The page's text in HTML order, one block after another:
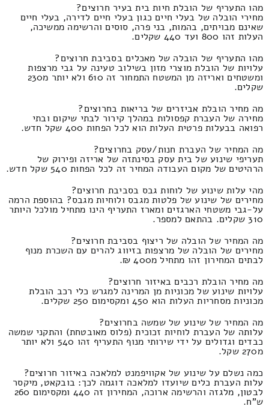
מהו התעריף של הובלת חיות בית בעיר חרוצים?
מחירי הובלה של בעלי חיים כגון בעלי חיים לדירה, בעלי חיים
שאינם מבויתים, בהמות, בני פרה, סוסים והרשימה ממשיכה,
העלות זהו 800 ועד 440 שקלים.
מהו התעריף של הובלה של מאכלים בסביבת חרוצים?
עלויות של הובלת מוצרי מזון בשילוב טעינה על גבי מרצפות
ומשטחים ואריזה מן המשטח התמחור זה 610 ולא יותר מ230
שקלים.
מה מחיר הובלת אביזרים של בריאות בחרוצים?
מחירה של העברת קפסולות במהלך קירור לבתי שיקום ובתי
רפואה בבעלות פרטית העלות הוא לכל הפחות 400 שקל חדש.
מה המחיר של העברת חנות/עסק בחרוצים?
תעריפי שינוע של בית עסק בסינתזה של אריזה ופירוק של
הרהיטים של מקום העבודה המחיר זה לכל הפחות 540 שקל חדש.
מהי עלות שינוע של לוחות גבס בסביבת חרוצים?
מחירים של שינוע של פלטות מגבס ולוחיות מגבס? בהוספת הרמה
על-גבי משטחי הארגזים ומארז התעריף הינו מתחיל מולכל היותר
310 שקלים. בהתאם למספר.
מה המחיר של הובלה של ריצוף בסביבת חרוצים?
מחירים של הובלה של מרצפות בזיווג להרים עם השכרת מנוף
לבתים המחירון זהו מתחיל מ400 ₪.
מה מחיר הובלת רכבים באיזור חרוצים?
עלויות שינוע של מכוניות מן המרינה למגרש כלי רכב הובלת
מכוניות מסחריות העלות הוא 450 ומקסימום 250 שקלים.
מה המחיר של שינוע של שמשה בחרוצים?
עלותה של העברת לוחיות זכוכית (פלוס מאובטחת) והתקני שמשה
כבדים וגדולים על ידי שירותי מנוף התעריף זהו 540 ולא יותר
מ270 שקל.
כמה נשלם על שינוע של אקוויפמנט למלאכה באיזור חרוצים?
עלות העברת כלים שיועדו למלאכה דוגמה לכך: בובקאט, מיקסר
לבטון, מלגזה והרשימה ארוכה, המחירון זה 440 ומקסימום 260
ש"ח.